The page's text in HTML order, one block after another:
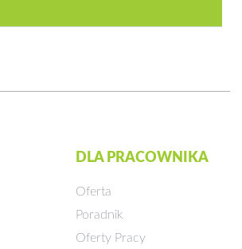
DLA PRACOWNIKA
Oferta
Poradnik
Oferty Pracy